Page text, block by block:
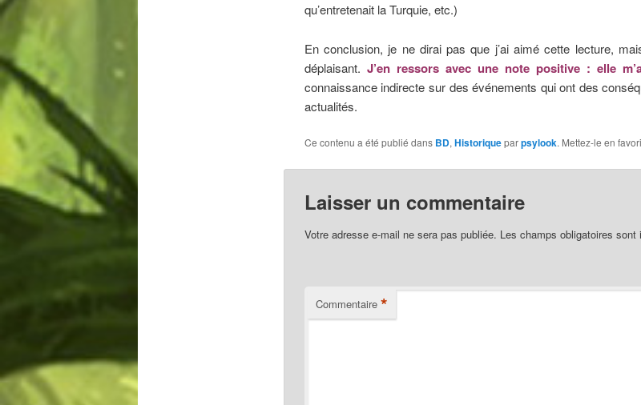
qu’entretenait la Turquie, etc.)
En conclusion, je ne dirai pas que j’ai aimé cette lecture,
déplaisant. J’en ressors avec une note positive : elle
connaissance indirecte sur des événements qui ont des
actualités.
Ce contenu a été publié dans BD, Historiqueparpsylook. Mettez-le en
Laisser un commentaire
Votre adresse e-mail ne sera pas publiée. Les champs obligatoires sont
Commentaire *